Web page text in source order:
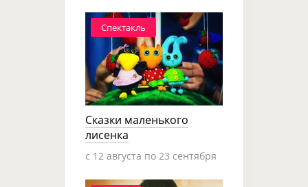
Спектакль
Сказки маленького
лисенка
c 12 августа по 23 сентября